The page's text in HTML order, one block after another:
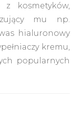
kosmetyków,
mu np.
hialuronowy
kremu,
popularnych